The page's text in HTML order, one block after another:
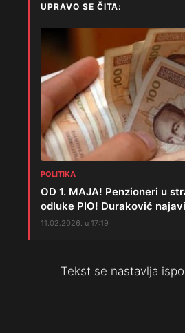
UPRAVO SE ČITA:
POLITIKA
OD 1. MAJA! Penzioneri u
odluke PIO! Duraković
11.02.2026. u 17:19
Tekst se nastavlja